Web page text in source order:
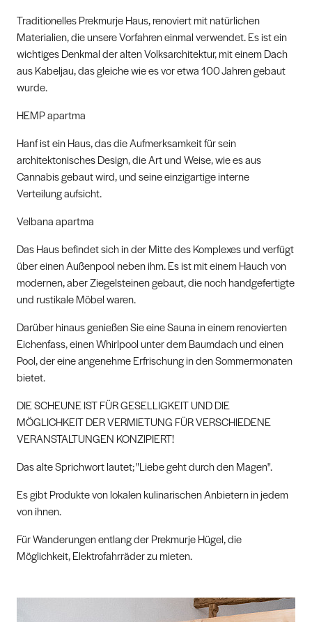
Traditionelles Prekmurje Haus, renoviert mit natürlichen
Materialien, die unsere Vorfahren einmal verwendet. Es ist ein
wichtiges Denkmal der alten Volksarchitektur, mit einem Dach
aus Kabeljau, das gleiche wie es vor etwa 100 Jahren gebaut
wurde.
HEMP apartma
Hanf ist ein Haus, das die Aufmerksamkeit für sein
architektonisches Design, die Art und Weise, wie es aus
Cannabis gebaut wird, und seine einzigartige interne
Verteilung aufsicht.
Velbana apartma
Das Haus befindet sich in der Mitte des Komplexes und verfügt
über einen Außenpool neben ihm. Es ist mit einem Hauch von
modernen, aber Ziegelsteinen gebaut, die noch handgefertigte
und rustikale Möbel waren.
Darüber hinaus genießen Sie eine Sauna in einem renovierten
Eichenfass, einen Whirlpool unter dem Baumdach und einen
Pool, der eine angenehme Erfrischung in den Sommermonaten
bietet.
DIE SCHEUNE IST FÜR GESELLIGKEIT UND DIE
MÖGLICHKEIT DER VERMIETUNG FÜR VERSCHIEDENE
VERANSTALTUNGEN KONZIPIERT!
Das alte Sprichwort lautet; "Liebe geht durch den Magen".
Es gibt Produkte von lokalen kulinarischen Anbietern in jedem
von ihnen.
Für Wanderungen entlang der Prekmurje Hügel, die
Möglichkeit, Elektrofahrräder zu mieten.